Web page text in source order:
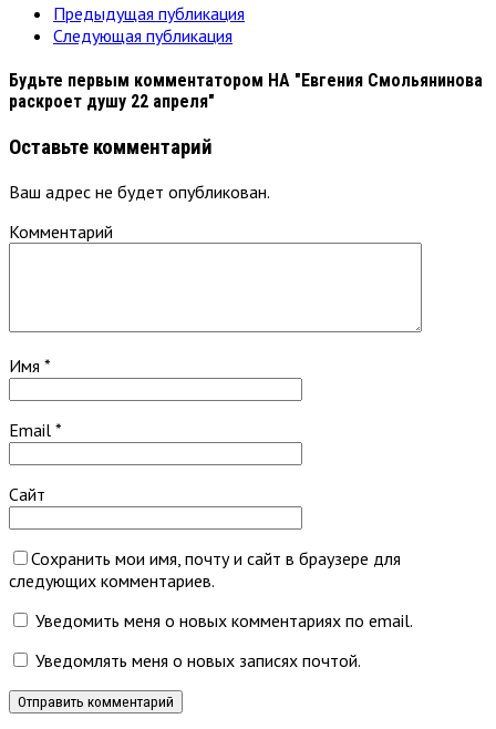
Предыдущая публикация
Следующая публикация
Будьте первым комментатором НА "Евгения Смольянинова
раскроет душу 22 апреля"
Оставьте комментарий
Ваш адрес не будет опубликован.
Комментарий
Имя *
Email *
Сайт
Сохранить мои имя, почту и сайт в браузере для
следующих комментариев.
Уведомить меня о новых комментариях по email.
Уведомлять меня о новых записях почтой.